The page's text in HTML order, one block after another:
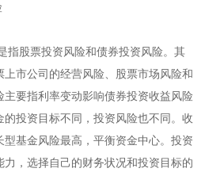
股票投资风险和债券投资风险。其
市公司的经营风险、股票市场风险和
要指利率变动影响债券投资收益风险
投资目标不同，投资风险也不同。收
基金风险最高，平衡资金中心。投资
，选择自己的财务状况和投资目标的